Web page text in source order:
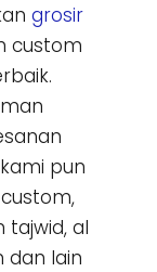
grosir
custom
pun
tajwid, al
dan lain